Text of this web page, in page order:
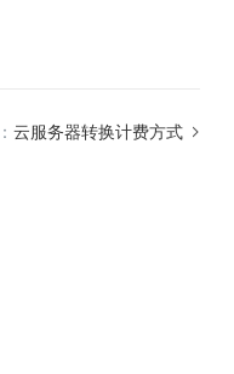
云服务器转换计费方式